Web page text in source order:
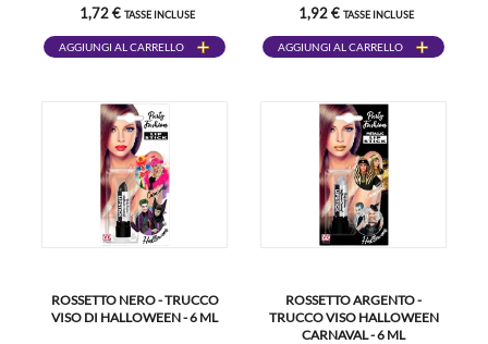
1,72 € TASSE INCLUSE
AGGIUNGI AL CARRELLO
1,92 € TASSE INCLUSE
AGGIUNGI AL CARRELLO
ROSSETTO NERO - TRUCCO
VISO DI HALLOWEEN - 6 ML
ROSSETTO ARGENTO -
TRUCCO VISO HALLOWEEN
CARNAVAL - 6 ML